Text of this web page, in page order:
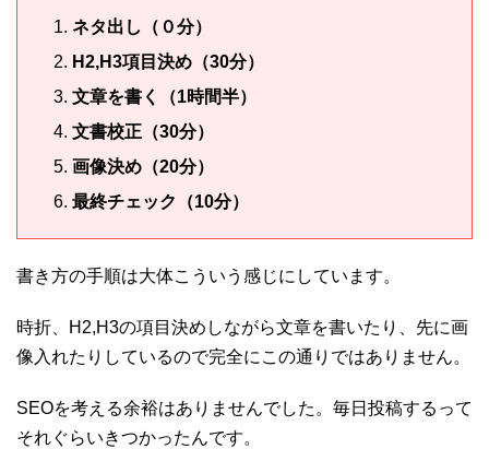
ネタ出し（０分）
H2,H3項目決め（30分）
文章を書く（1時間半）
文書校正（30分）
画像決め（20分）
最終チェック（10分）
書き方の手順は大体こういう感じにしています。
時折、H2,H3の項目決めしながら文章を書いたり、先に画
像入れたりしているので完全にこの通りではありません。
SEOを考える余裕はありませんでした。毎日投稿するって
それぐらいきつかったんです。